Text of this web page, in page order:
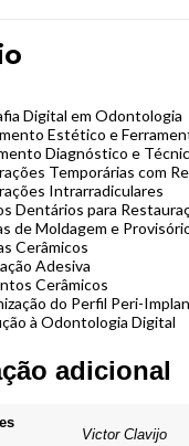
Digital em Odontologia
Estético e
Diagnóstico e
Temporárias com
Intrarradiculares
Dentários para
de Moldagem e
Cerâmicos
Adesiva
Cerâmicos
do Perfil Peri-
à Odontologia Digital
adicional
Victor Clavijo